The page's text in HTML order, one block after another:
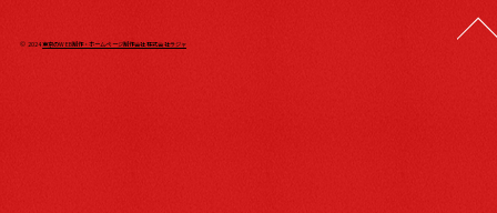
© 2024東京のWEB制作・ホームページ制作会社 株式会社ラジャ